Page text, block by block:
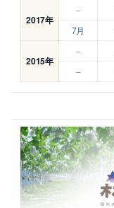
2017年
–
7月
2015年
–
–